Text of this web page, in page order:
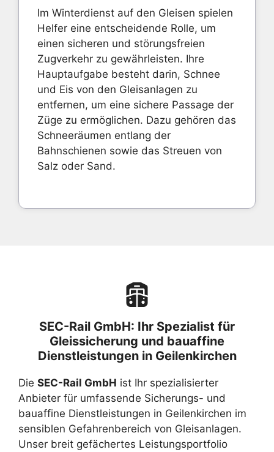
Im Winterdienst auf den Gleisen spielen
Helfer eine entscheidende Rolle, um
einen sicheren und störungsfreien
Zugverkehr zu gewährleisten. Ihre
Hauptaufgabe besteht darin, Schnee
und Eis von den Gleisanlagen zu
entfernen, um eine sichere Passage der
Züge zu ermöglichen. Dazu gehören das
Schneeräumen entlang der
Bahnschienen sowie das Streuen von
Salz oder Sand.
SEC-Rail GmbH: Ihr Spezialist für
Gleissicherung und bauaffine
Dienstleistungen in Geilenkirchen
Die SEC-Rail GmbH ist Ihr spezialisierter
Anbieter für umfassende Sicherungs- und
bauaffine Dienstleistungen in Geilenkirchen im
sensiblen Gefahrenbereich von Gleisanlagen.
Unser breit gefächertes Leistungsportfolio